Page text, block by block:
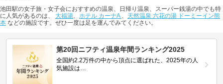
池田駅の女子旅・女子会におすすめの温泉、日帰り温泉、スーパー銭湯の中でも特
に人気があるのは、 大福湯、 ホテル カーナA 、 天然温泉 六花の湯 ドーミーイン熊
本 などの施設です。ぜひ一度は足を運んでみてください。
第20回ニフティ温泉年間ランキング2025
全国約2.2万件の中から頂点に選ばれた、2025年の人
気施設は…